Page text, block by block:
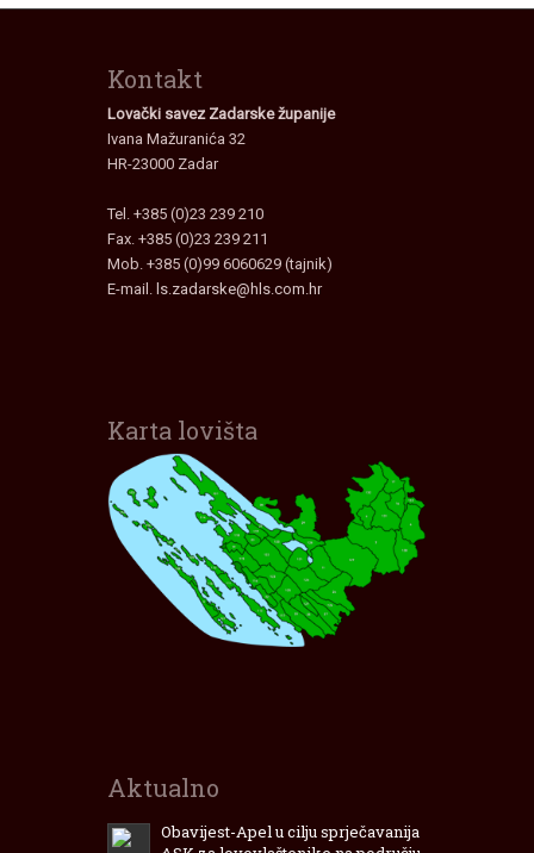
Kontakt
Lovački savez Zadarske županije
Ivana Mažuranića 32
HR-23000 Zadar
Tel. +385 (0)23 239 210
Fax. +385 (0)23 239 211
Mob. +385 (0)99 6060629 (tajnik)
E-mail. ls.zadarske@hls.com.hr
Karta lovišta
Interaktivna karta lovišta
Zadarske Županije
Aktualno
Obavijest-Apel u cilju sprječavanija